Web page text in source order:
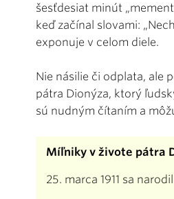
šesťdesiat minút
keď začínal slovami:
exponuje v celom diele.
Nie násilie či odplata, ale
pátra Dionýza, ktorý
sú nudným čítaním a
Míľniky v živote pátra
25. marca 1911 sa